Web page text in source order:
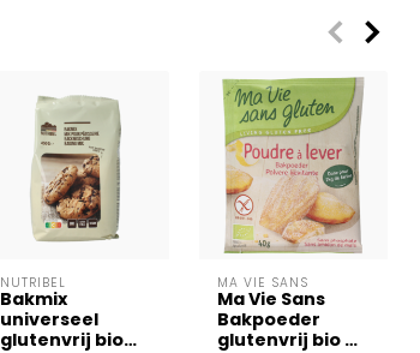
NUTRIBEL
Bakmix
universeel
glutenvrij bio
MA VIE SANS
Ma Vie Sans
Bakpoeder
glutenvrij bio 40